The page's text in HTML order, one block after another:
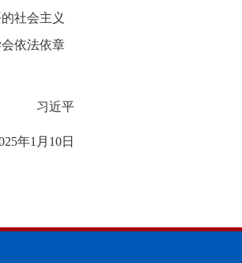
社会主义
依法依章
习近平
年1月10日